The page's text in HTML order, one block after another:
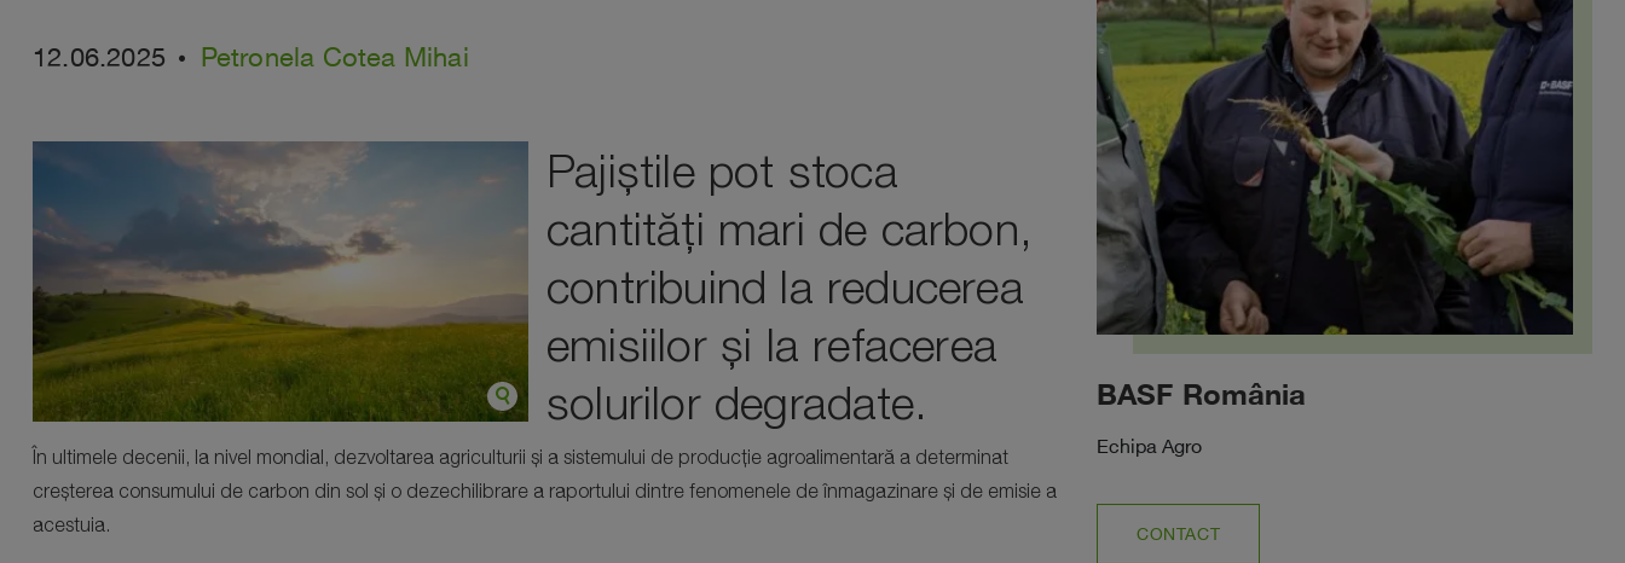
12.06.2025 Petronela Cotea Mihai
Pajiștile pot stoca
cantități mari de carbon,
contribuind la reducerea
emisiilor și la refacerea
solurilor degradate.
În ultimele decenii, la nivel mondial, dezvoltarea agriculturii și a sistemului de producție agroalimentară a determinat
creșterea consumului de carbon din sol și o dezechilibrare a raportului dintre fenomenele de înmagazinare și de emisie a
acestuia.
BASF România
Echipa Agro
CONTACT